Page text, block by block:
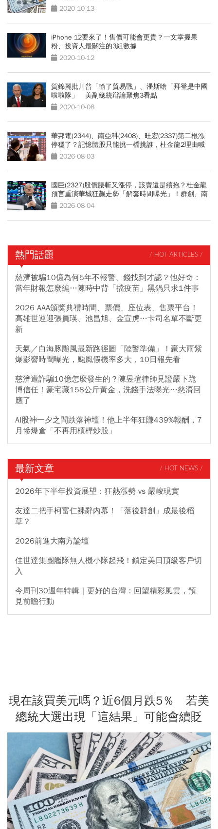
2020-10-13
iPhone 12要來了！售價可能會更貴？一文掌握果
粉、投資人最關注的3組數據
2020-10-12
賀錦麗批川普「輸了貿易戰」、潘斯嗆「拜登是中國
啦啦隊」 美副總統辯論聚焦3看點
2020-10-08
華邦電(2344)、南亞科(2408)、旺宏(2337)第二根漲
停穩了？記憶體股只能挑一檔挑誰，杜金龍2理由喊
選它2026-08-03
國巨(2327)股價腰斬又漲停，該賣還是續抱？杜金龍
預言重演華城狂飆走勢「解套時間曝光」！群創、南
亞科也點名
2026-08-04
熱門話題 / HOT ARTICLES /
慈濟被騙10億為何5年不報警、錢找到才認？他好奇：
當年財報怎麼編…陳時中背「擋疫苗」黑鍋只求1件事
2026 AAA頒獎典禮時間、票價、座位表、售票平台！
高雄世運迎張員瑛、池昌旭、金宣虎…卡司名單不斷更
新
天氣／白海豚颱風最新路徑圖「陸警準備」！豪大雨紫
爆影響時間曝光，颱風假機率多大，10日報先看
慈濟遭詐騙10億怎麼發生的？陳昱瑄律師見證嚴下跪
博信任！豪宅藏158公斤黃金，洗錢手法曝光…慈濟回
應了
AI股神一夕之間跌落神壇！他上半年狂賺439%報酬，7
月慘爆倉「不再用槓桿炒股」
最新文章 / HOT NEWS /
2026年下半年投資展望：狂熱漲勢 vs 嚴峻現實
友達二把手柯富仁裸辭內幕！「落後群創」成最後稻
草？
2026前進大南方論壇
佳世達集團艦隊無人機小隊起飛！鎖定美日頂級客戶切
入
今周刊30週年特輯｜更好的台灣：回望精彩風雲，預
見前瞻行動
現在該買美元嗎？近6個月跌5％ 若美
總統大選出現「這結果」可能會續貶